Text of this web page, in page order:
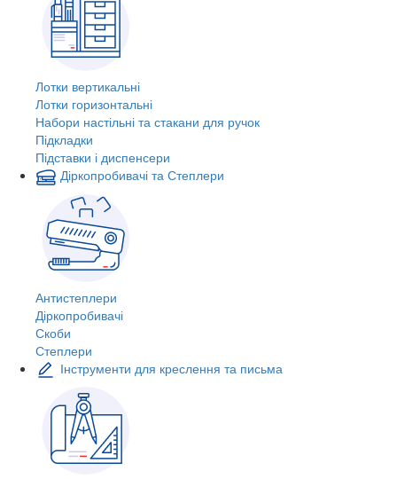
Лотки вертикальні
Лотки горизонтальні
Набори настільні та стакани для ручок
Підкладки
Підставки і диспенсери
Діркопробивачі та Степлери
Антистеплери
Діркопробивачі
Скоби
Степлери
Інструменти для креслення та письма